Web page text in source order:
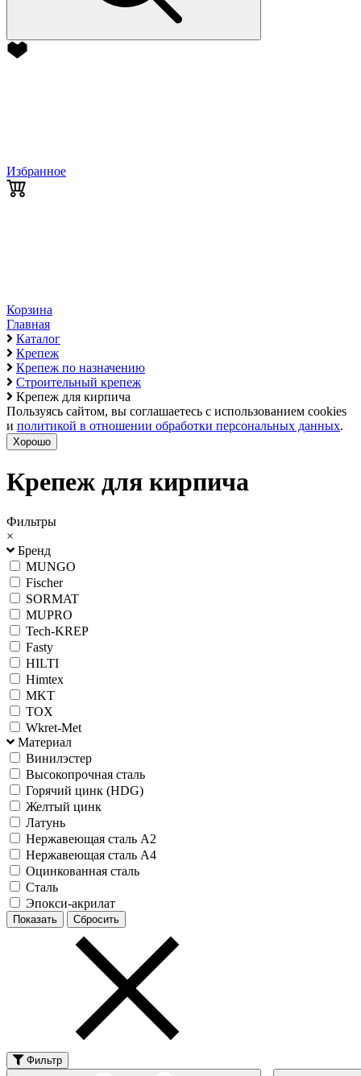
Избранное
Корзина
Главная
Каталог
Крепеж
Крепеж по назначению
Строительный крепеж
Крепеж для кирпича
Пользуясь сайтом, вы соглашаетесь с использованием cookies
и политикой в отношении обработки персональных данных.
Хорошо
Крепеж для кирпича
Фильтры
×
Бренд
MUNGO
Fischer
SORMAT
MUPRO
Tech-KREP
Fasty
HILTI
Himtex
MKT
TOX
Wkret-Met
Материал
Винилэстер
Высокопрочная сталь
Горячий цинк (HDG)
Желтый цинк
Латунь
Нержавеющая сталь А2
Нержавеющая сталь А4
Оцинкованная сталь
Сталь
Эпокси-акрилат
Фильтр